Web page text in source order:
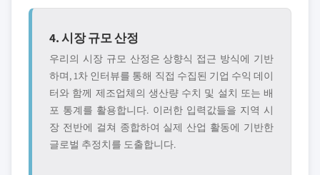
4. 시장 규모 산정
우리의 시장 규모 산정은 상향식 접근 방식에 기반
하며, 1차 인터뷰를 통해 직접 수집된 기업 수익 데이
터와 함께 제조업체의 생산량 수치 및 설치 또는 배
포 통계를 활용합니다. 이러한 입력값들을 지역 시
장 전반에 걸쳐 종합하여 실제 산업 활동에 기반한
글로벌 추정치를 도출합니다.